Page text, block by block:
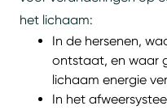
het lichaam:
In de hersenen,
ontstaat, en waar
lichaam energie
In het